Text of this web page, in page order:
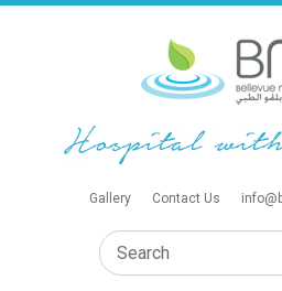
Gallery Contact Us